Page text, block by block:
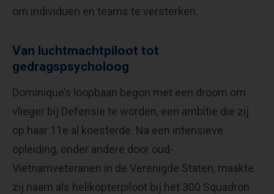
om individuen en teams te versterken. ​
Van luchtmachtpiloot tot
gedragspsycholoog
Dominique’s loopbaan begon met een droom om
vlieger bij Defensie te worden, een ambitie die zij
op haar 11e al koesterde. Na een intensieve
opleiding, onder andere door oud-
Vietnamveteranen in de Verenigde Staten, maakte
zij naam als helikopterpiloot bij het 300 Squadron